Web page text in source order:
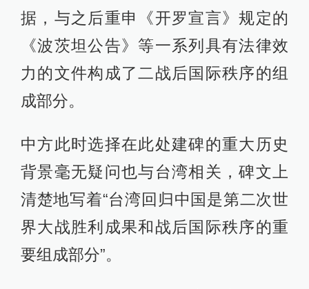
据，与之后重申《开罗宣言》规定的
《波茨坦公告》等一系列具有法律效
力的文件构成了二战后国际秩序的组
成部分。
中方此时选择在此处建碑的重大历史
背景毫无疑问也与台湾相关，碑文上
清楚地写着“台湾回归中国是第二次世
界大战胜利成果和战后国际秩序的重
要组成部分”。